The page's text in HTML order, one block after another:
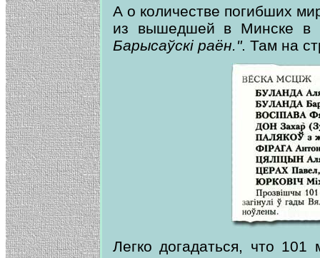
А о количестве погибших
из вышедшей в Минске в
Барысаўскі раён.". Там на
Легко догадаться, что